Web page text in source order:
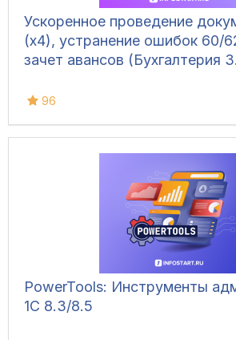
Ускоренное проведение
(x4), устранение ошибок 60/
зачет авансов (Бухгалтерия
96
PowerTools: Инструменты
1С 8.3/8.5